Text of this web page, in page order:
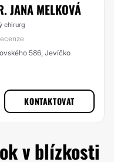
JANA MELKOVÁ
chirurg
586, Jevíčko
KONTAKTOVAT
v blízkosti